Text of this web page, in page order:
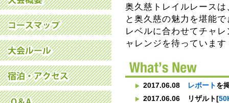
奥久慈トレイルレース
と奥久慈の魅力を堪能
レベルに合わせてチャ
ャレンジを待っています
2017.06.08 レポートを
2017.06.06
リザルト[